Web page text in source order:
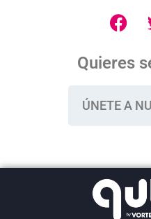
Quieres
ÚNETE A